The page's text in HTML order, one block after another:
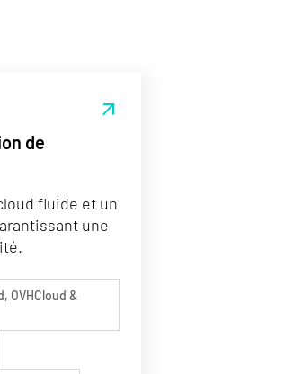
arrow_outward
de
fluide et un
une
OVHCloud &